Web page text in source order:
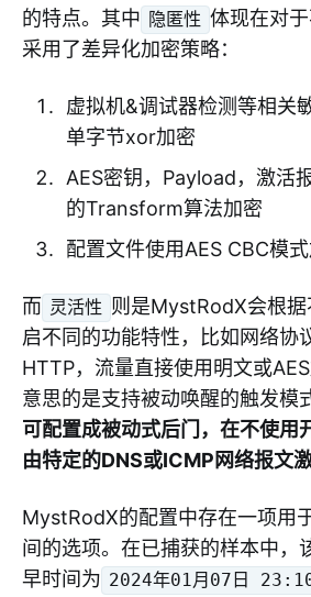
的特点。其中 隐匿性 体现在对
采用了差异化加密策略：
虚拟机&调试器检测等相关
单字节xor加密
AES密钥，Payload，激活
的Transform算法加密
配置文件使用AES CBC模
而 灵活性 则是MystRodX会根
启不同的功能特性，比如网络协
HTTP，流量直接使用明文或
意思的是支持被动唤醒的触发模
可配置成被动式后门，在不使用
由特定的DNS或ICMP网络报文
MystRodX的配置中存在一项用
间的选项。在已捕获的样本中，
早时间为 2024年01月07日